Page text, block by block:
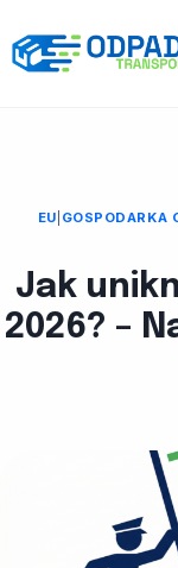
do
treści
EU GOSPODARKA
Jak
2026? –